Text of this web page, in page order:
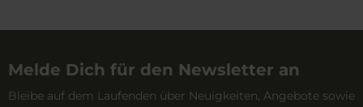
Melde Dich für den Newsletter an
Bleibe auf dem Laufenden über Neuigkeiten, Angebote sowie